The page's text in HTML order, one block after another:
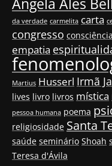
da verdade carmelita carta
congresso consciência
empatia
Martius Husserl Irmã
lives livro livros mística
pessoa humana poema
religiosidade Santa
saúde seminário Shoah
Teresa d'Ávila